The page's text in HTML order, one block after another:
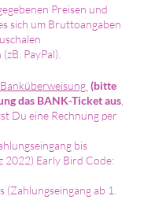
Preisen und
sich um Bruttoangaben
PayPal).
Banküberweisung (bitte
das BANK-Ticket aus
Du eine Rechnung per
bis
2022) Early Bird Code:
ab 1.